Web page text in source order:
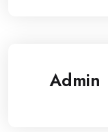
Admin